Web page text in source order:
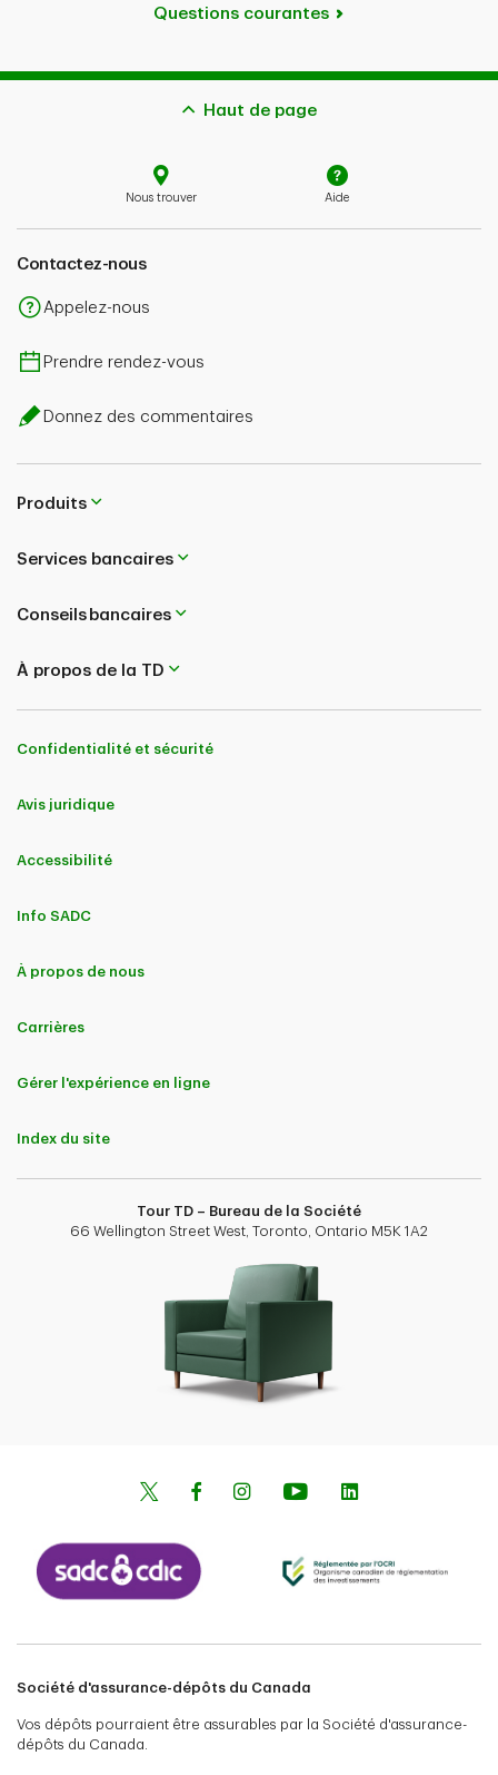
Questions courantes
Haut de page
Nous trouver Aide
Contactez-nous
Appelez-nous
Prendre rendez-vous
Donnez des commentaires
Produits
Services bancaires
Conseils bancaires
À propos de la TD
Confidentialité et sécurité
Avis juridique
Accessibilité
Info SADC
À propos de nous
Carrières
Gérer l'expérience en ligne
Index du site
Tour TD – Bureau de la Société
66 Wellington Street West, Toronto, Ontario M5K 1A2
Société d'assurance-dépôts du Canada
Vos dépôts pourraient être assurables par la Société d'assurance-
dépôts du Canada.